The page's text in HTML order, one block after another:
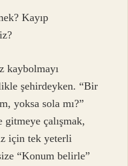
Kayıp
kaybolmayı
şehirdeyken. “Bir
yoksa sola mı?”
çalışmak,
için tek yeterli
“Konum belirle”